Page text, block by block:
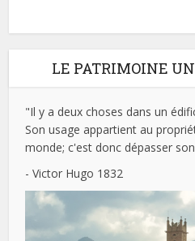
LE PATRIMOINE
"Il y a deux choses dans un
Son usage appartient au
monde; c'est donc dépasser
- Victor Hugo 1832